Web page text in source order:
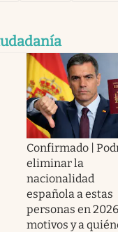
Confirmado |
eliminar la
nacionalidad
española a estas
personas en
motivos y a